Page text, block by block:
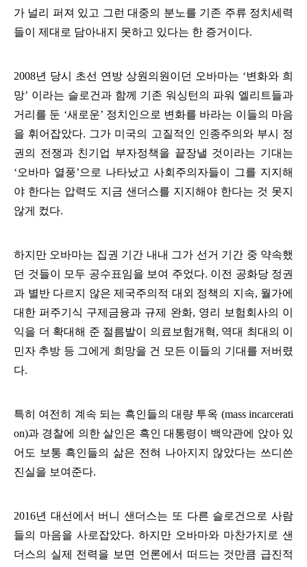
가 널리 퍼져 있고 그런 대중의 분노를 기존 주류 정치세력
들이 제대로 담아내지 못하고 있다는 한 증거이다.
2008년 당시 초선 연방 상원의원이던 오바마는 ‘변화와 희
망’ 이라는 슬로건과 함께 기존 워싱턴의 파워 엘리트들과
거리를 둔 ‘새로운’ 정치인으로 변화를 바라는 이들의 마음
을 휘어잡았다. 그가 미국의 고질적인 인종주의와 부시 정
권의 전쟁과 친기업 부자정책을 끝장낼 것이라는 기대는
‘오바마 열풍’으로 나타났고 사회주의자들이 그를 지지해
야 한다는 압력도 지금 샌더스를 지지해야 한다는 것 못지
않게 컸다.
하지만 오바마는 집권 기간 내내 그가 선거 기간 중 약속했
던 것들이 모두 공수표임을 보여 주었다. 이전 공화당 정권
과 별반 다르지 않은 제국주의적 대외 정책의 지속, 월가에
대한 퍼주기식 구제금융과 규제 완화, 영리 보험회사의 이
익을 더 확대해 준 절름발이 의료보험개혁, 역대 최대의 이
민자 추방 등 그에게 희망을 건 모든 이들의 기대를 저버렸
다.
특히 여전히 계속 되는 흑인들의 대량 투옥 (mass incarcerati
on)과 경찰에 의한 살인은 흑인 대통령이 백악관에 앉아 있
어도 보통 흑인들의 삶은 전혀 나아지지 않았다는 쓰디쓴
진실을 보여준다.
2016년 대선에서 버니 샌더스는 또 다른 슬로건으로 사람
들의 마음을 사로잡았다. 하지만 오바마와 마찬가지로 샌
더스의 실제 전력을 보면 언론에서 떠드는 것만큼 급진적